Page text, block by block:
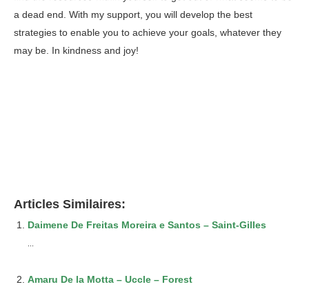
a dead end. With my support, you will develop the best
strategies to enable you to achieve your goals, whatever they
may be. In kindness and joy!
Articles Similaires:
Daimene De Freitas Moreira e Santos – Saint-Gilles
...
Amaru De la Motta – Uccle – Forest